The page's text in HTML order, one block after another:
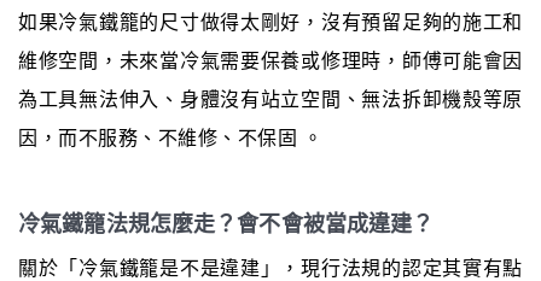
如果冷氣鐵籠的尺寸做得太剛好，沒有預留足夠的施工和
維修空間，未來當冷氣需要保養或修理時，師傅可能會因
為工具無法伸入、身體沒有站立空間、無法拆卸機殼等原
因，而不服務、不維修、不保固 。
冷氣鐵籠法規怎麼走？會不會被當成違建？
關於「冷氣鐵籠是不是違建」，現行法規的認定其實有點